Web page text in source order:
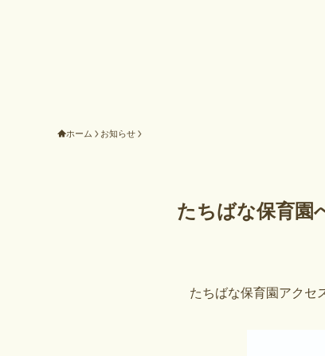
ホーム お知らせ
たちばな保育園
たちばな保育園アクセ